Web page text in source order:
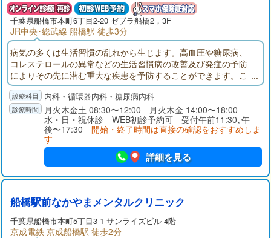
千葉県船橋市本町6丁目2-20 ゼブラ船橋2，3F
JR中央･総武線 船橋駅 徒歩3分
病気の多くは生活習慣の乱れから生じます。高血圧や糖尿病、
コレステロールの異常などの生活習慣病の改善及び発症の予防
によりその先に潜む重大な疾患を予防することができます。こ
のような思いから、私は地域住民の皆様の健康をより早い段階
から守るため、生活習慣病を中心としたプライマリケアの実践
を主に置いた診療を行い、微力ながらも地域医療に貢献をして
いきたいと考えております。宜しくお願いいたします。
内科・循環器内科・糖尿病内科
月火木金土 08:30〜12:00 月火木金 14:00〜18:00
水・日・祝休診 WEB初診予約可 受付午前11:30､午
後〜17:30 開始・終了時間は直接の確認をおすすめしま
す
詳細を見る
船橋駅前なかやまメンタルクリニック
千葉県船橋市本町5丁目3-1 サンライズビル 4階
京成電鉄 京成船橋駅 徒歩2分